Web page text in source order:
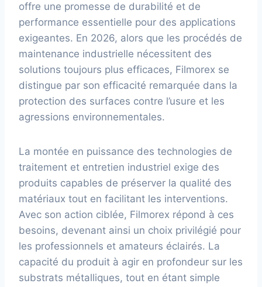
offre une promesse de durabilité et de
performance essentielle pour des applications
exigeantes. En 2026, alors que les procédés de
maintenance industrielle nécessitent des
solutions toujours plus efficaces, Filmorex se
distingue par son efficacité remarquée dans la
protection des surfaces contre l’usure et les
agressions environnementales.
La montée en puissance des technologies de
traitement et entretien industriel exige des
produits capables de préserver la qualité des
matériaux tout en facilitant les interventions.
Avec son action ciblée, Filmorex répond à ces
besoins, devenant ainsi un choix privilégié pour
les professionnels et amateurs éclairés. La
capacité du produit à agir en profondeur sur les
substrats métalliques, tout en étant simple